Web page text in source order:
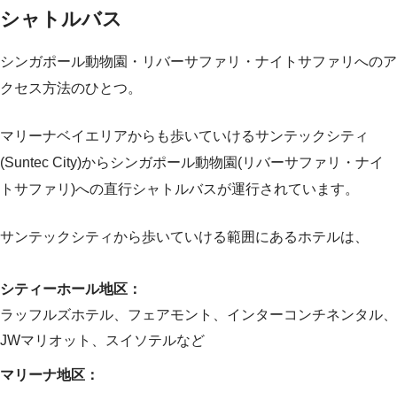
シャトルバス
シンガポール動物園・リバーサファリ・ナイトサファリへのア
クセス方法のひとつ。
マリーナベイエリアからも歩いていけるサンテックシティ
(Suntec City)からシンガポール動物園(リバーサファリ・ナイ
トサファリ)への直行シャトルバスが運行されています。
サンテックシティから歩いていける範囲にあるホテルは、
シティーホール地区：
ラッフルズホテル、フェアモント、インターコンチネンタル、
JWマリオット、スイソテルなど
マリーナ地区：